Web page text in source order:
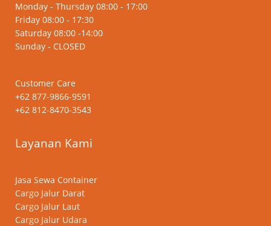
Monday - Thursday 08:00 - 17:00
Friday 08:00 - 17:30
Saturday 08:00 -14:00
Sunday - CLOSED
Customer Care
+62 877-9866-9591
+62 812-8470-3543
Layanan Kami
Jasa Sewa Container
Cargo Jalur Darat
Cargo Jalur Laut
Cargo Jalur Udara